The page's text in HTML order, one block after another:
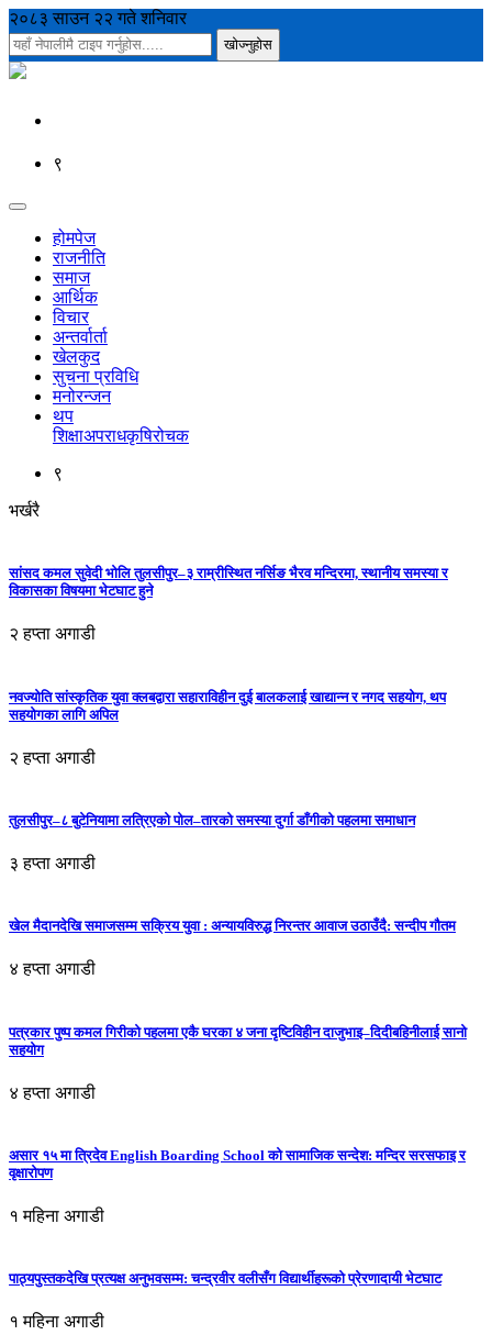
२०८३ साउन २२ गते शनिवार
९
होमपेज
राजनीति
समाज
आर्थिक
विचार
अन्तर्वार्ता
खेलकुद
सुचना प्रविधि
मनोरन्जन
थप
शिक्षाअपराधकृषिरोचक
९
भर्खरै
सांसद कमल सुवेदी भोलि तुलसीपुर–३ राम्रीस्थित नर्सिङ भैरव मन्दिरमा, स्थानीय समस्या र
विकासका विषयमा भेटघाट हुने
२ हप्ता अगाडी
नवज्योति सांस्कृतिक युवा क्लबद्वारा सहाराविहीन दुई बालकलाई खाद्यान्न र नगद सहयोग, थप
सहयोगका लागि अपिल
२ हप्ता अगाडी
तुलसीपुर–८ बुटेनियामा लत्रिएको पोल–तारको समस्या दुर्गा डाँगीको पहलमा समाधान
३ हप्ता अगाडी
खेल मैदानदेखि समाजसम्म सक्रिय युवा : अन्यायविरुद्ध निरन्तर आवाज उठाउँदै: सन्दीप गौतम
४ हप्ता अगाडी
पत्रकार पुष्प कमल गिरीको पहलमा एकै घरका ४ जना दृष्टिविहीन दाजुभाइ–दिदीबहिनीलाई सानो
सहयोग
४ हप्ता अगाडी
असार १५ मा त्रिदेव English Boarding School को सामाजिक सन्देश: मन्दिर सरसफाइ र
वृक्षारोपण
१ महिना अगाडी
पाठ्यपुस्तकदेखि प्रत्यक्ष अनुभवसम्म: चन्द्रवीर वलीसँग विद्यार्थीहरूको प्रेरणादायी भेटघाट
१ महिना अगाडी